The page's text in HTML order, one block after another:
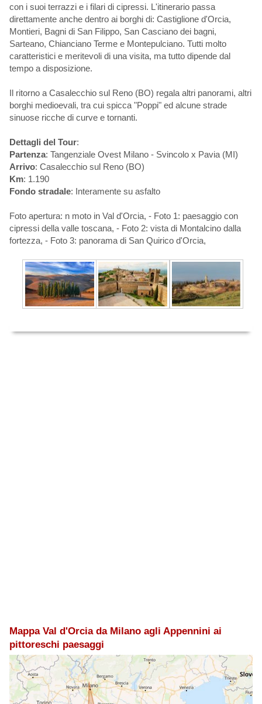
con i suoi terrazzi e i filari di cipressi. L'itinerario passa
direttamente anche dentro ai borghi di: Castiglione d'Orcia,
Montieri, Bagni di San Filippo, San Casciano dei bagni,
Sarteano, Chianciano Terme e Montepulciano. Tutti molto
caratteristici e meritevoli di una visita, ma tutto dipende dal
tempo a disposizione.
Il ritorno a Casalecchio sul Reno (BO) regala altri panorami, altri
borghi medioevali, tra cui spicca "Poppi" ed alcune strade
sinuose ricche di curve e tornanti.
Dettagli del Tour:
Partenza: Tangenziale Ovest Milano - Svincolo x Pavia (MI)
Arrivo: Casalecchio sul Reno (BO)
Km: 1.190
Fondo stradale: Interamente su asfalto
Foto apertura: n moto in Val d'Orcia, - Foto 1: paesaggio con
cipressi della valle toscana, - Foto 2: vista di Montalcino dalla
fortezza, - Foto 3: panorama di San Quirico d'Orcia,
Mappa Val d'Orcia da Milano agli Appennini ai
pittoreschi paesaggi